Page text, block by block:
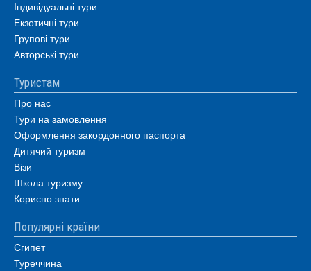
Індивідуальні тури
Екзотичні тури
Групові тури
Авторські тури
Туристам
Про нас
Тури на замовлення
Оформлення закордонного паспорта
Дитячий туризм
Візи
Школа туризму
Корисно знати
Популярні країни
Єгипет
Туреччина